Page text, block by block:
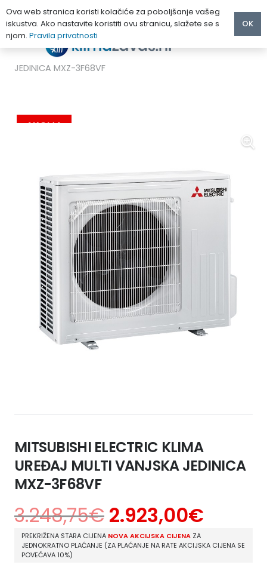
MITSUBISHI ELECTRIC KLIMA UREĐAJ MULTI VANJSKA
JEDINICA MXZ-3F68VF
AKCIJA
MITSUBISHI ELECTRIC KLIMA
UREĐAJ MULTI VANJSKA JEDINICA
MXZ-3F68VF
3.248,75€ 2.923,00€
PREKRIŽENA STARA CIJENA NOVA AKCIJSKA CIJENA ZA
JEDNOKRATNO PLAĆANJE (ZA PLAĆANJE NA RATE AKCIJSKA CIJENA SE
POVEĆAVA 10%)
Ova web stranica koristi kolačiće za poboljšanje vašeg
iskustva. Ako nastavite koristiti ovu stranicu, slažete se s
njom. Pravila privatnosti
OK